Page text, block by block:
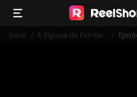
Início / A Esposa da Estrela
/